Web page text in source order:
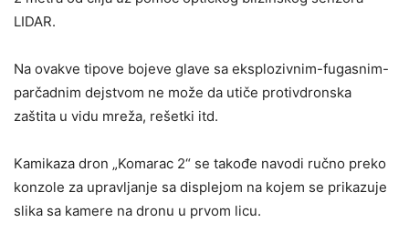
LIDAR.
Na ovakve tipove bojeve glave sa eksplozivnim-fugasnim-
parčadnim dejstvom ne može da utiče protivdronska
zaštita u vidu mreža, rešetki itd.
Kamikaza dron „Komarac 2“ se takođe navodi ručno preko
konzole za upravljanje sa displejom na kojem se prikazuje
slika sa kamere na dronu u prvom licu.